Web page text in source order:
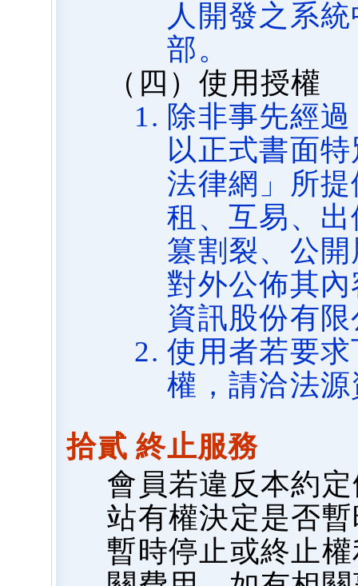
人開發之系
部。
（四）使用授權
除非事先經
以正式書面
法律網」所
租、互易、
篡割裂、公
對外公佈其
資訊股份有
使用者若要
權，請洽法
拾貳 終止服務
會員若違反本約
站有權決定是否
暫時停止或終止